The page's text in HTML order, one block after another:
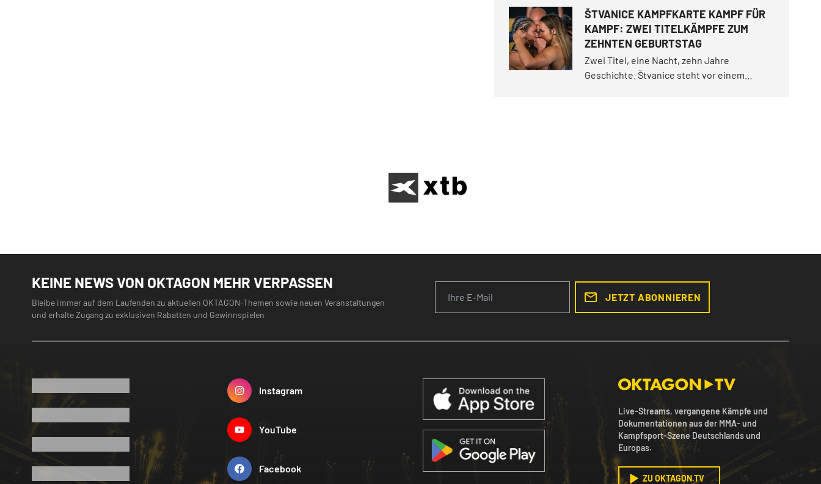
Championesse im Bantamgewicht bestand
den härtesten Test ihrer Karriere.
ŠTVANICE KAMPFKARTE KAMPF FÜR
KAMPF: ZWEI TITELKÄMPFE ZUM
ZEHNTEN GEBURTSTAG
Zwei Titel, eine Nacht, zehn Jahre
Geschichte. Štvanice steht vor einem
KEINE NEWS VON OKTAGON MEHR VERPASSEN
Bleibe immer auf dem Laufenden zu aktuellen OKTAGON-Themen sowie neuen Veranstaltungen
und erhalte Zugang zu exklusiven Rabatten und Gewinnspielen
JETZT ABONNIEREN
Instagram
YouTube
Facebook
Live-Streams, vergangene Kämpfe und
Dokumentationen aus der MMA- und
Kampfsport-Szene Deutschlands und
Europas.
ZU OKTAGON.TV